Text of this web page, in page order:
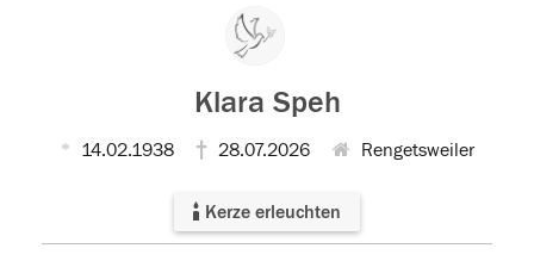
Klara Speh
14.02.1938 28.07.2026 Rengetsweiler
Kerze erleuchten